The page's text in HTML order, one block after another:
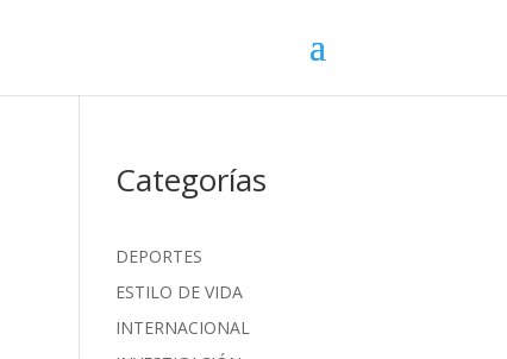
Categorías
DEPORTES
ESTILO DE VIDA
INTERNACIONAL